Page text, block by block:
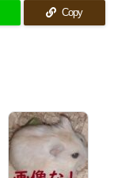
Copy